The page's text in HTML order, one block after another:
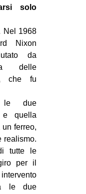
solo
Nel 1968
Nixon
da
delle
che fu
le due
e quella
ferreo,
realismo.
tutte le
per il
le due